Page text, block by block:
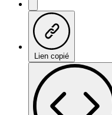
Lien copié